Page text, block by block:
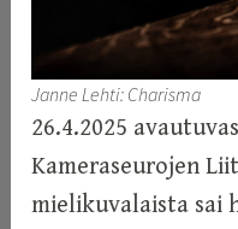
Janne Lehti: Charisma
26.4.2025
Kameraseurojen
mielikuvalaista sai